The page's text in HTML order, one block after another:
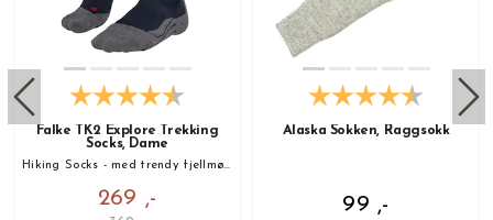
Falke TK2 Explore Trekking
Socks, Dame
Hiking Socks - med trendy fjellmønster!
269 ,-
Alaska Sokken, Raggsokk
99 ,-